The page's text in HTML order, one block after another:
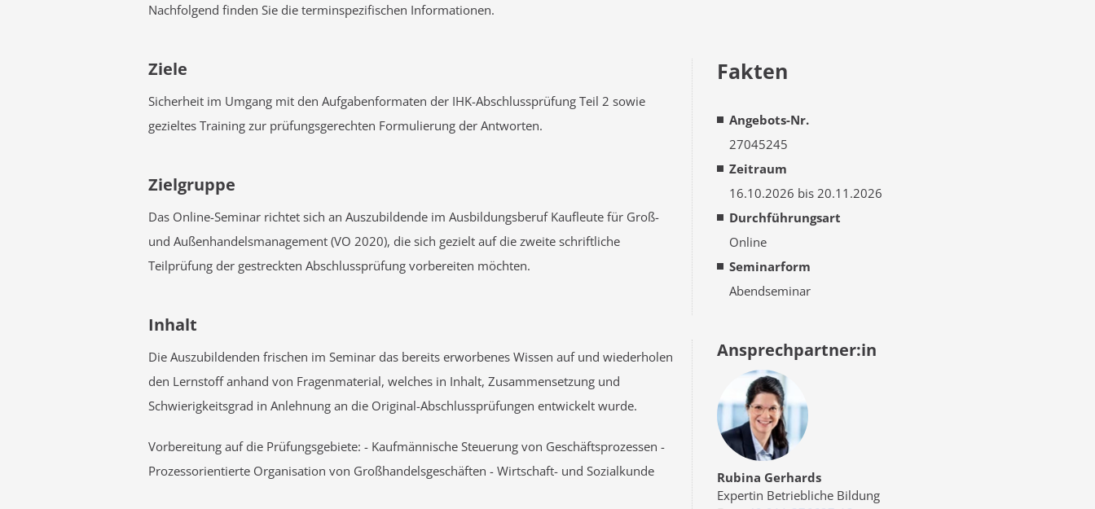
Nachfolgend finden Sie die terminspezifischen Informationen.
Ziele
Sicherheit im Umgang mit den Aufgabenformaten der IHK-Abschlussprüfung Teil 2 sowie
gezieltes Training zur prüfungsgerechten Formulierung der Antworten.
Zielgruppe
Das Online-Seminar richtet sich an Auszubildende im Ausbildungsberuf Kaufleute für Groß-
und Außenhandelsmanagement (VO 2020), die sich gezielt auf die zweite schriftliche
Teilprüfung der gestreckten Abschlussprüfung vorbereiten möchten.
Inhalt
Die Auszubildenden frischen im Seminar das bereits erworbenes Wissen auf und wiederholen
den Lernstoff anhand von Fragenmaterial, welches in Inhalt, Zusammensetzung und
Schwierigkeitsgrad in Anlehnung an die Original-Abschlussprüfungen entwickelt wurde.
Vorbereitung auf die Prüfungsgebiete: - Kaufmännische Steuerung von Geschäftsprozessen -
Prozessorientierte Organisation von Großhandelsgeschäften - Wirtschaft- und Sozialkunde
Fakten
Angebots-Nr.
27045245
Zeitraum
16.10.2026 bis 20.11.2026
Durchführungsart
Online
Seminarform
Abendseminar
Ansprechpartner:in
Rubina Gerhards
Expertin Betriebliche Bildung